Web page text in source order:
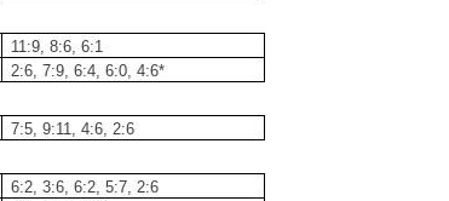
11:9, 8:6, 6:1
2:6, 7:9, 6:4, 6:0, 4:6*
7:5, 9:11, 4:6, 2:6
6:2, 3:6, 6:2, 5:7, 2:6